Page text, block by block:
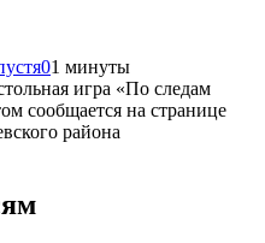
01 минуты
игра «По следам
сообщается на странице
района